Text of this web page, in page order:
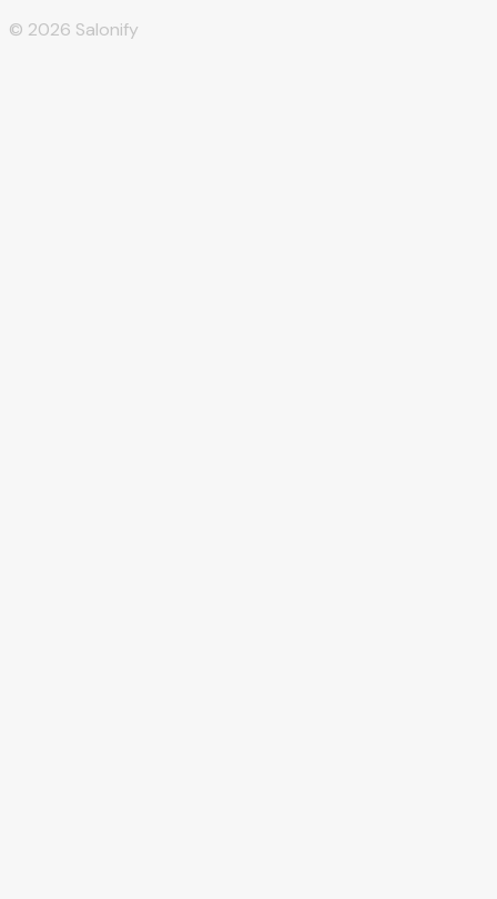
© 2026 Salonify